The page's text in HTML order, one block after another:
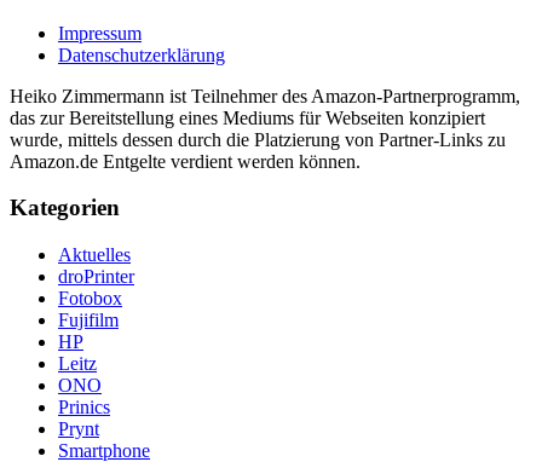
Impressum
Datenschutzerklärung
Heiko Zimmermann ist Teilnehmer des Amazon-Partnerprogramm,
das zur Bereitstellung eines Mediums für Webseiten konzipiert
wurde, mittels dessen durch die Platzierung von Partner-Links zu
Amazon.de Entgelte verdient werden können.
Kategorien
Aktuelles
droPrinter
Fotobox
Fujifilm
HP
Leitz
ONO
Prinics
Prynt
Smartphone